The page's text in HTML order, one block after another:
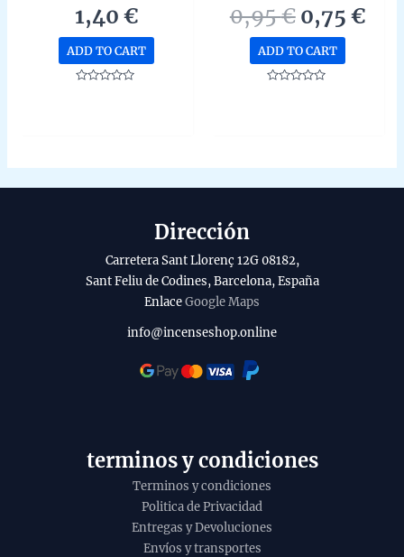
bangalore unidad
de 15g
1,40€
ADD TO CART
masala unidad de
15g
0,95€ Original
price
was:
0,95 €.
0,75 €
ADD TO CART
Dirección
Carretera Sant Llorenç 12G 08182,
Sant Feliu de Codines, Barcelona, España
EnlaceGoogle Maps
info@incenseshop.online
terminos y condiciones
Terminos y condiciones
Politica de Privacidad
Entregas y Devoluciones
Envíos y transportes